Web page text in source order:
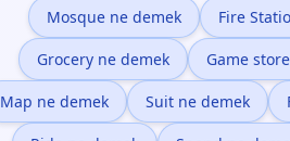
Mosque ne demek Fire
Grocery ne demek Game
Map ne demek Suit ne demek